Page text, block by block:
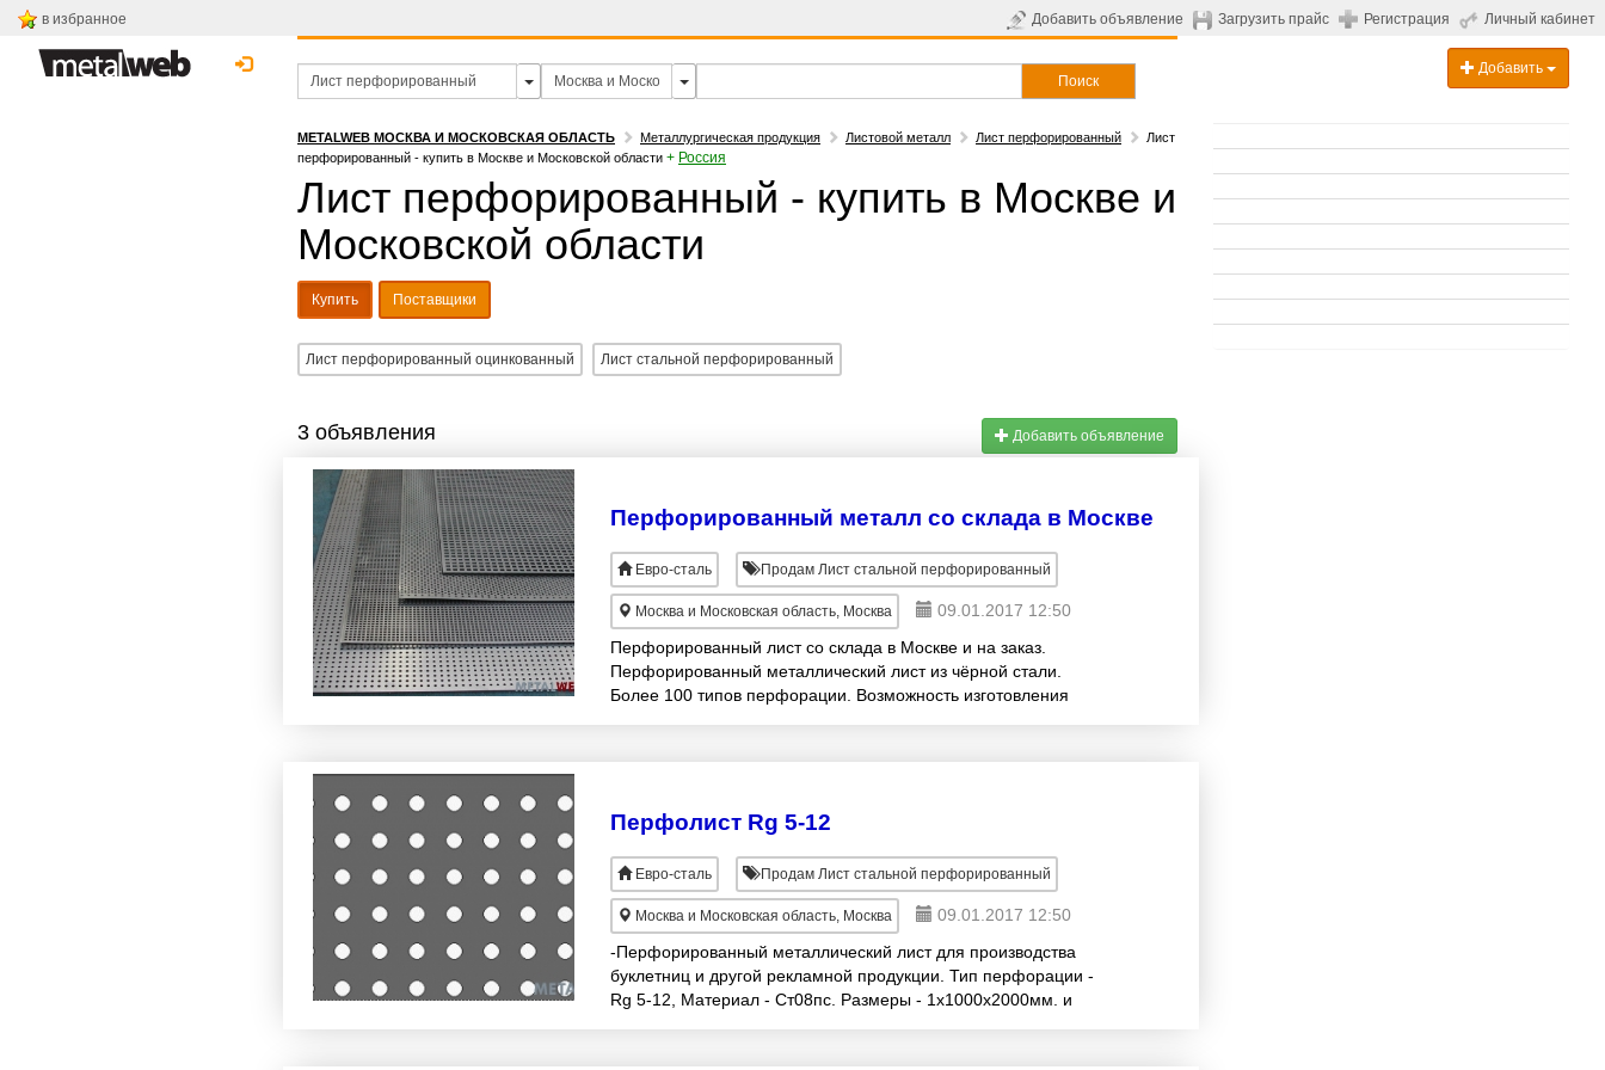
в избранное Добавить объявление Загрузить прайс Регистрация Личный кабинет
Поиск
Добавить
METALWEB МОСКВА И МОСКОВСКАЯ ОБЛАСТЬ Металлургическая продукция Листовой металл Лист перфорированный
Лист
перфорированный - купить в Москве и Московской области + Россия
Лист перфорированный - купить в Москве и
Московской области
Купить Поставщики
Лист перфорированный оцинкованный Лист стальной перфорированный
3 объявления Добавить объявление
Перфорированный металл со склада в Москве
Евро-сталь Продам Лист стальной перфорированный
Москва и Московская область, Москва
09.01.2017 12:50
Перфорированный лист со склада в Москве и на заказ.
Перфорированный металлический лист из чёрной стали.
Более 100 типов перфорации. Возможность изготовления
Перфолист Rg 5-12
Евро-сталь Продам Лист стальной перфорированный
Москва и Московская область, Москва
09.01.2017 12:50
-Перфорированный металлический лист для производства
буклетниц и другой рекламной продукции. Тип перфорации -
Rg 5-12, Материал - Ст08пс. Размеры - 1х1000х2000мм. и